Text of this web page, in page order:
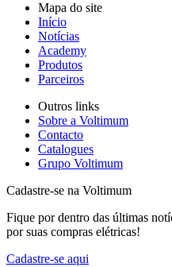
Mapa do site
Início
Notícias
Academy
Produtos
Parceiros
Outros links
Sobre a Voltimum
Contacto
Catalogues
Grupo Voltimum
Cadastre-se na Voltimum
Fique por dentro das últimas
por suas compras elétricas!
Cadastre-se aqui